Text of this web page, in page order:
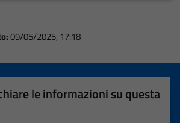
09/05/2025, 17:18
le informazioni su questa